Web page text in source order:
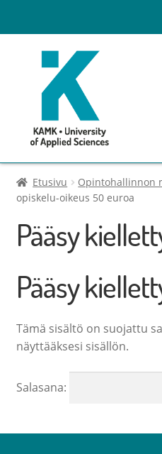
Lukuvuosimaksut
Opintohallinnon
Tulostusoikeuden lisäys
Kirjaston maksut
Opetuksen kortit,
Opintomatkat ja liput
Etusivu Opintohallinnon
opiskelu-oikeus 50 euroa
Pääsy
Pääsy
Tämä sisältö on suojattu
näyttääksesi sisällön.
Salasana: